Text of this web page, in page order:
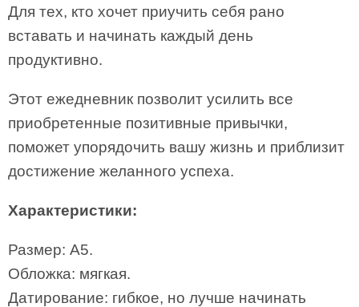
Для тех, кто хочет приучить себя рано
вставать и начинать каждый день
продуктивно.
Этот ежедневник позволит усилить все
приобретенные позитивные привычки,
поможет упорядочить вашу жизнь и приблизит
достижение желанного успеха.
Характеристики:
Размер: А5.
Обложка: мягкая.
Датирование: гибкое, но лучше начинать